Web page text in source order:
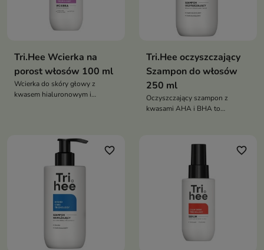
Tri.Hee Wcierka na
porost włosów 100 ml
Wcierka do skóry głowy z
kwasem hialuronowym i
i poprawia kondycję skóry
wzmacnia cebulki
Tri.Hee oczyszczający
Szampon do włosów
250 ml
Oczyszczający szampon z
kwasami AHA i BHA to
zanieczyszczenia. Przywraca
równowagę skóry głowy i
pozostawia włosy lekkie, świeże
i pełne witalności
favorite_border favorite_border